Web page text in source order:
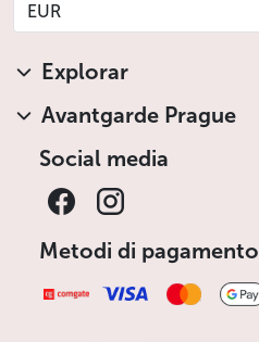
EUR
Explorar
Avantgarde Prague
Social media
Metodi di pagamento